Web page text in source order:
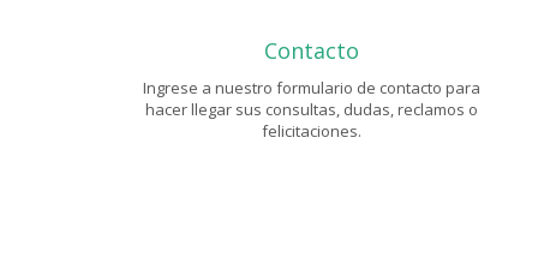
Contacto
Ingrese a nuestro formulario de contacto para
hacer llegar sus consultas, dudas, reclamos o
felicitaciones.